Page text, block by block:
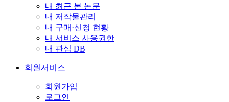
내 최근 본 논문
내 저작물관리
내 구매·신청 현황
내 서비스 사용권한
내 관심 DB
회원서비스
회원가입
로그인